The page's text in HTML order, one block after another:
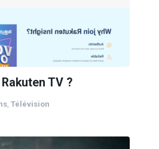
TV ?
, Télévision